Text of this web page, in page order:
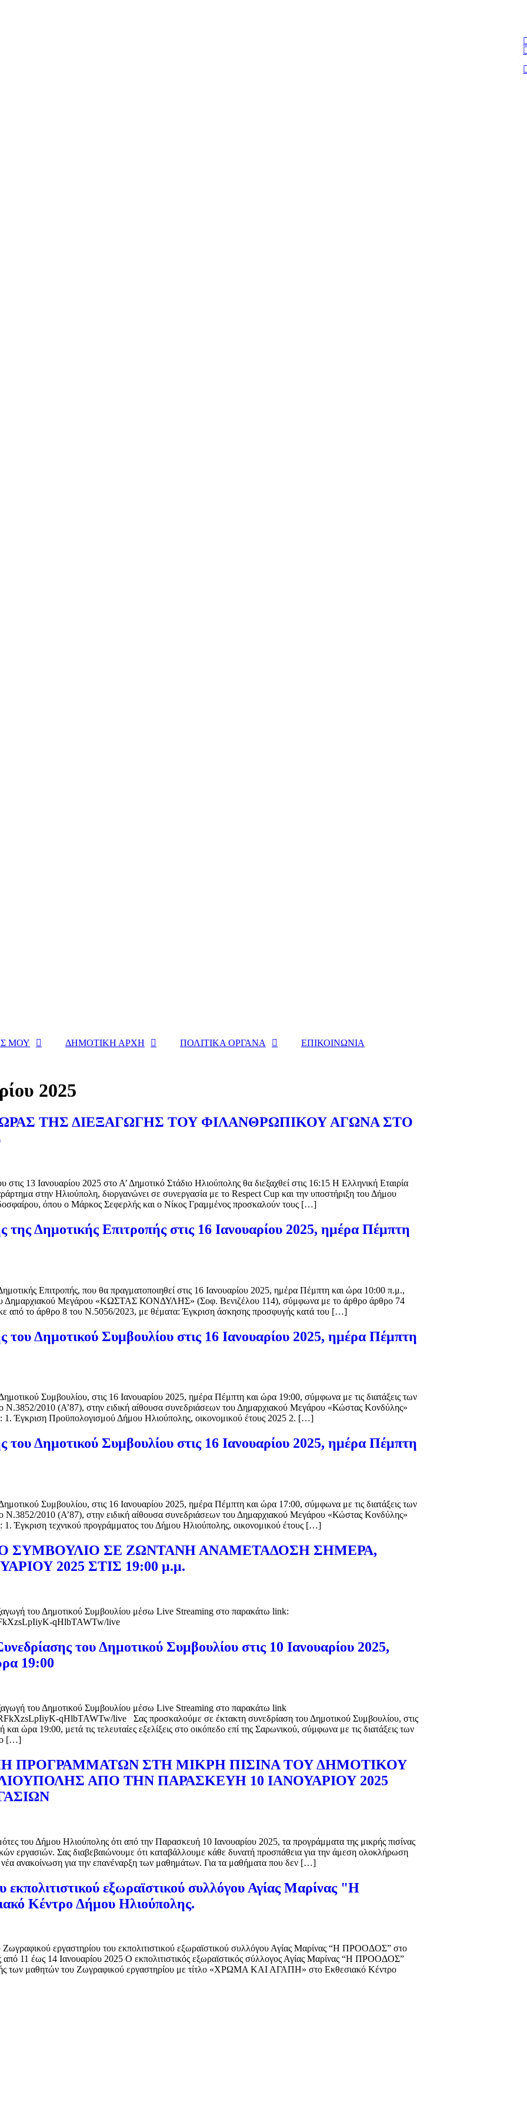
ΜΟΥ ΔΗΜΟΤΙΚΗ ΑΡΧΗ ΠΟΛΙΤΙΚΑ ΟΡΓΑΝΑ
ΕΠΙΚΟΙΝΩΝΙΑ
2025
ΤΗΣ ΔΙΕΞΑΓΩΓΗΣ ΤΟΥ ΦΙΛΑΝΘΡΩΠΙΚΟΥ ΑΓΩΝΑ ΣΤΟ
13 Ιανουαρίου 2025 στο Α’ Δημοτικό Στάδιο Ηλιούπολης θα διεξαχθεί στις 16:15 Η Ελληνική Εταιρία
στην Ηλιούπολη, διοργανώνει σε συνεργασία με το Respect Cup και την υποστήριξη του Δήμου
όπου ο Μάρκος Σεφερλής και ο Νίκος Γραμμένος προσκαλούν τους […]
Δημοτικής Επιτροπής στις 16 Ιανουαρίου 2025, ημέρα Πέμπτη
Επιτροπής, που θα πραγματοποιηθεί στις 16 Ιανουαρίου 2025, ημέρα Πέμπτη και ώρα 10:00 π.μ.,
Δημαρχιακού Μεγάρου «ΚΩΣΤΑΣ ΚΟΝΔΥΛΗΣ» (Σοφ. Βενιζέλου 114), σύμφωνα με τo άρθρο άρθρο 74
από το άρθρο 8 του Ν.5056/2023, με θέματα: Έγκριση άσκησης προσφυγής κατά του […]
Δημοτικού Συμβουλίου στις 16 Ιανουαρίου 2025, ημέρα Πέμπτη
Συμβουλίου, στις 16 Ιανουαρίου 2025, ημέρα Πέμπτη και ώρα 19:00, σύμφωνα με τις διατάξεις των
Ν.3852/2010 (Α’87), στην ειδική αίθουσα συνεδριάσεων του Δημαρχιακού Μεγάρου «Κώστας Κονδύλης»
1. Έγκριση Προϋπολογισμού Δήμου Ηλιούπολης, οικονομικού έτους 2025 2. […]
Δημοτικού Συμβουλίου στις 16 Ιανουαρίου 2025, ημέρα Πέμπτη
Συμβουλίου, στις 16 Ιανουαρίου 2025, ημέρα Πέμπτη και ώρα 17:00, σύμφωνα με τις διατάξεις των
Ν.3852/2010 (Α’87), στην ειδική αίθουσα συνεδριάσεων του Δημαρχιακού Μεγάρου «Κώστας Κονδύλης»
Έγκριση τεχνικού προγράμματος του Δήμου Ηλιούπολης, οικονομικού έτους […]
ΣΥΜΒΟΥΛΙΟ ΣΕ ΖΩΝΤΑΝΗ ΑΝΑΜΕΤΑΔΟΣΗ ΣΗΜΕΡΑ,
2025 ΣΤΙΣ 19:00 μ.μ.
του Δημοτικού Συμβουλίου μέσω Live Streaming στο παρακάτω link:
qHlbTAWTw/live
του Δημοτικού Συμβουλίου στις 10 Ιανουαρίου 2025,
19:00
του Δημοτικού Συμβουλίου μέσω Live Streaming στο παρακάτω link
qHlbTAWTw/live Σας προσκαλούμε σε έκτακτη συνεδρίαση του Δημοτικού Συμβουλίου, στις
ώρα 19:00, μετά τις τελευταίες εξελίξεις στο οικόπεδο επί της Σαρωνικού, σύμφωνα με τις διατάξεις των
[…]
ΠΡΟΓΡΑΜΜΑΤΩΝ ΣΤΗ ΜΙΚΡΗ ΠΙΣΙΝΑ ΤΟΥ ΔΗΜΟΤΙΚΟΥ
ΑΠΟ ΤΗΝ ΠΑΡΑΣΚΕΥΗ 10 ΙΑΝΟΥΑΡΙΟΥ 2025
του Δήμου Ηλιούπολης ότι από την Παρασκευή 10 Ιανουαρίου 2025, τα προγράμματα της μικρής πισίνας
εργασιών. Σας διαβεβαιώνουμε ότι καταβάλλουμε κάθε δυνατή προσπάθεια για την άμεση ολοκλήρωση
ανακοίνωση για την επανέναρξη των μαθημάτων. Για τα μαθήματα που δεν […]
εξωραϊστικού συλλόγου Αγίας Μαρίνας "Η
Κέντρο Δήμου Ηλιούπολης.
εργαστηρίου του εκπολιτιστικού εξωραϊστικού συλλόγου Αγίας Μαρίνας “Η ΠΡΟΟΔΟΣ” στο
11 έως 14 Ιανουαρίου 2025 Ο εκπολιτιστικός εξωραϊστικός σύλλογος Αγίας Μαρίνας “Η ΠΡΟΟΔΟΣ”
των μαθητών του Ζωγραφικού εργαστηρίου με τίτλο «ΧΡΩΜΑ ΚΑΙ ΑΓΑΠΗ» στο Εκθεσιακό Κέντρο